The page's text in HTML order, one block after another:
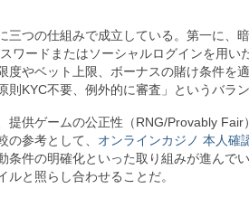
三つの仕組みで成立している。第一に、
ワードまたはソーシャルログインを用い
度やベット上限、ボーナスの賭け条件を
則KYC不要、例外的に審査」というバラン
提供ゲームの公正性（RNG/Provably
の参考として、 オンラインカジノ 本人確
条件の明確化といった取り組みが進んで
と照らし合わせることだ。